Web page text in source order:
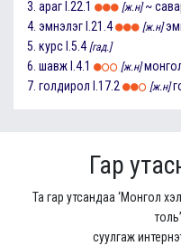
3. араг I.22.1 [ж.н] ~
4. эмнэлэг I.21.4 [ж.н]
5. курс I.5.4 [гад.]
6. шавж I.4.1 [ж.н]
7. голдирол I.17.2 [ж.н]
Гар
Та гар утсандаа ‘Монгол
суулгаж